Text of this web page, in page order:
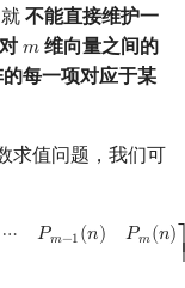
就不能直接维护一
𝑚
m 维向量之间的
每一项对应于某
求值问题，我们可
⋯ 𝑃𝑚−1(𝑛) 𝑃𝑚(𝑛)
−P n)−P0(n) P0(n)⋱